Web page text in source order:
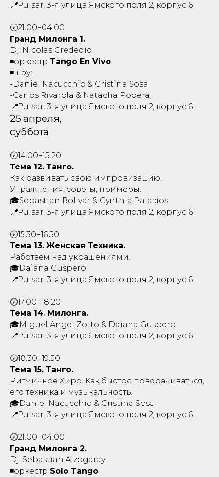
📍Pulsar, 3-я улица Ямского поля 2, корпус 6
🕖21.00−04.00
Гранд Милонга 1.
Dj: Nicolas Crededio
◾️оркестр Tango En Vivo
◾️шоу:
-Daniel Nacucchio & Cristina Sosa
-Carlos Rivarola & Natacha Poberaj
📍Pulsar, 3-я улица Ямского поля 2, корпус 6
25 апреля,
суббота
🕖14.00−15.20
Тема 12. Танго.
Как развивать свою импровизацию.
Упражнения, советы, примеры.
🎓Sebastian Bolivar & Cynthia Palacios
📍Pulsar, 3-я улица Ямского поля 2, корпус 6
🕖15.30−16.50
Тема 13. Женская Техника.
Работаем над украшениями.
🎓Daiana Guspero
📍Pulsar, 3-я улица Ямского поля 2, корпус 6
🕖17.00−18.20
Тема 14. Милонга.
🎓Miguel Angel Zotto & Daiana Guspero
📍Pulsar, 3-я улица Ямского поля 2, корпус 6
🕖18.30−19.50
Тема 15. Танго.
Ритмичное Хиро. Как быстро поворачиваться,
его техника и музыкальность.
🎓Daniel Nacucchio & Cristina Sosa
📍Pulsar, 3-я улица Ямского поля 2, корпус 6
🕖21.00−04.00
Гранд Милонга 2.
Dj: Sebastian Alzogaray
◾️оркестр Solo Tango